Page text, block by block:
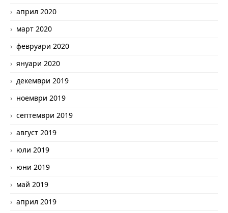
април 2020
март 2020
февруари 2020
януари 2020
декември 2019
ноември 2019
септември 2019
август 2019
юли 2019
юни 2019
май 2019
април 2019